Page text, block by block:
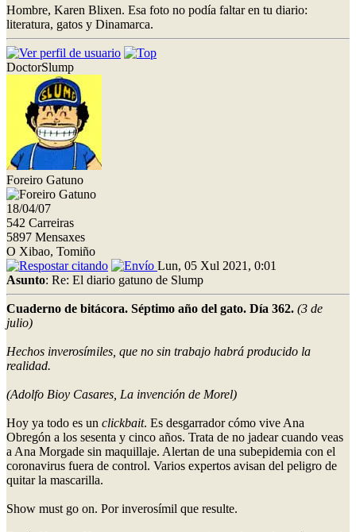
Hombre, Karen Blixen. Esa foto no podía faltar en tu diario:
literatura, gatos y Dinamarca.
DoctorSlump
Foreiro Gatuno
18/04/07
542 Carreiras
5897 Mensaxes
O Xibao, Tomiño
Lun, 05 Xul 2021, 0:01
Asunto: Re: El diario gatuno de Slump
Cuaderno de bitácora. Séptimo año del gato. Día 362. (3 de
julio)
Hechos inverosímiles, que no sin trabajo habrá producido la
realidad.
(Adolfo Bioy Casares, La invención de Morel)
Hoy ya todo es un clickbait. Es desgarrador cómo vive Ana
Obregón a los sesenta y cinco años. Trata de no jadear cuando veas
a Ana Morgade sin maquillaje. Alertan de una subepidemia con el
coronavirus fuera de control. Varios expertos avisan del peligro de
quitar la mascarilla.
Show must go on. Por inverosímil que resulte.